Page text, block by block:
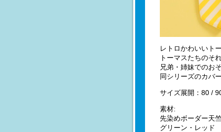
レトロかわいいト
トーマスたちのそ
兄弟・姉妹でのお
同シリーズのカバ
サイズ展開：80 /
素材:
先染めボーダー天
グリーン・レッド